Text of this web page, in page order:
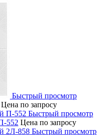
Быстрый просмотр
Цена по запросу
Быстрый просмотр
552 Цена по запросу
Быстрый просмотр